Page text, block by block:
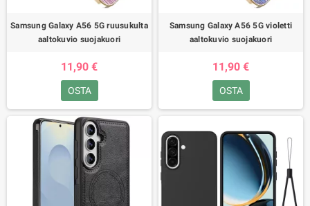
Samsung Galaxy A56 5G ruusukulta
aaltokuvio suojakuori
11,90 €
OSTA
Samsung Galaxy A56 5G violetti
aaltokuvio suojakuori
11,90 €
OSTA